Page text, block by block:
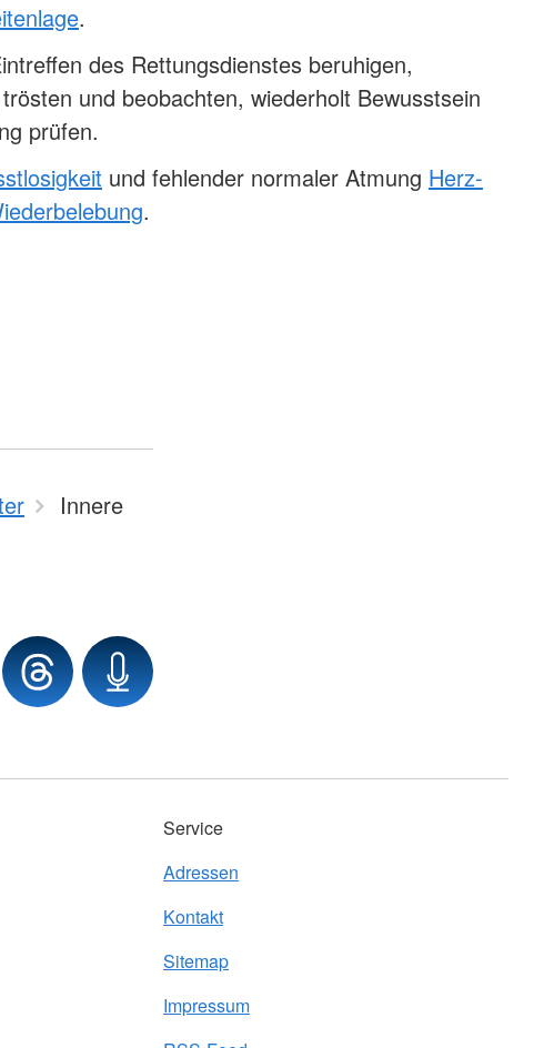
.
des Rettungsdienstes beruhigen,
und beobachten, wiederholt Bewusstsein
prüfen.
und fehlender normaler Atmung Herz-
.
Innere
Service
Adressen
Kontakt
Sitemap
Impressum